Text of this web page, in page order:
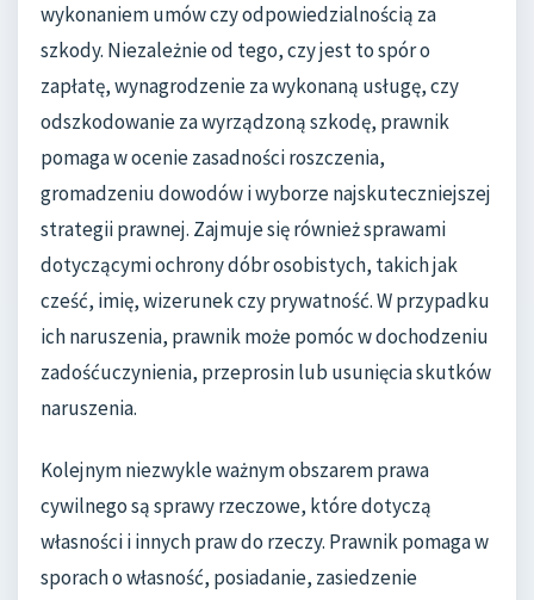
wykonaniem umów czy odpowiedzialnością za
szkody. Niezależnie od tego, czy jest to spór o
zapłatę, wynagrodzenie za wykonaną usługę, czy
odszkodowanie za wyrządzoną szkodę, prawnik
pomaga w ocenie zasadności roszczenia,
gromadzeniu dowodów i wyborze najskuteczniejszej
strategii prawnej. Zajmuje się również sprawami
dotyczącymi ochrony dóbr osobistych, takich jak
cześć, imię, wizerunek czy prywatność. W przypadku
ich naruszenia, prawnik może pomóc w dochodzeniu
zadośćuczynienia, przeprosin lub usunięcia skutków
naruszenia.
Kolejnym niezwykle ważnym obszarem prawa
cywilnego są sprawy rzeczowe, które dotyczą
własności i innych praw do rzeczy. Prawnik pomaga w
sporach o własność, posiadanie, zasiedzenie